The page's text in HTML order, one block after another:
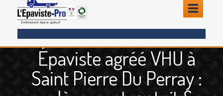
ENLÈVEMENTÉPAVE
Quoi?
Épaviste agréé VHU à
Saint Pierre Du Perray :